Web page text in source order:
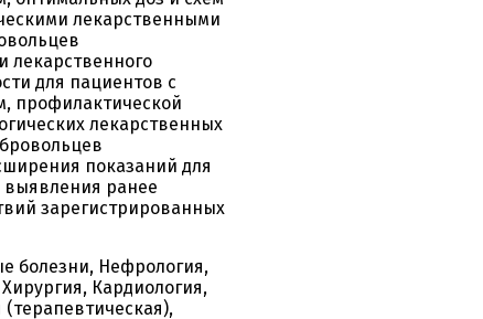
лекарственными
лекарственного
для пациентов с
профилактической
лекарственных
показаний для
ранее
зарегистрированных
болезни, Нефрология,
Кардиология,